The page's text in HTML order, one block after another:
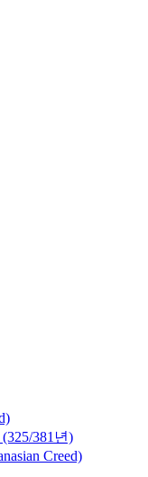
381년)
Creed)